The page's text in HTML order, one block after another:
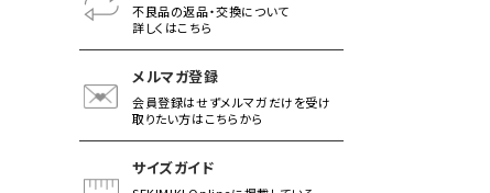
不良品の返品・交換について
詳しくはこちら
メルマガ登録
会員登録はせずメルマガだけを受け
取りたい方はこちらから
サイズガイド